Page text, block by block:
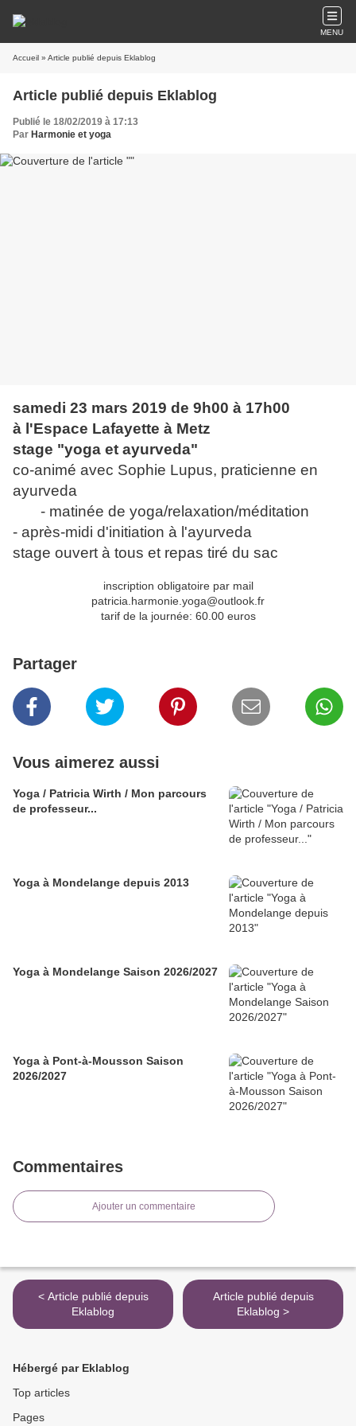
MENU
Accueil » Article publié depuis Eklablog
Article publié depuis Eklablog
Publié le 18/02/2019 à 17:13
Par Harmonie et yoga
samedi 23 mars 2019 de 9h00 à 17h00
à l'Espace Lafayette à Metz
stage "yoga et ayurveda"
co-animé avec Sophie Lupus, praticienne en
ayurveda
- matinée de yoga/relaxation/méditation
- après-midi d'initiation à l'ayurveda
stage ouvert à tous et repas tiré du sac
inscription obligatoire par mail
patricia.harmonie.yoga@outlook.fr
tarif de la journée: 60.00 euros
Partager
Vous aimerez aussi
Yoga / Patricia Wirth / Mon parcours
de professeur...
Yoga à Mondelange depuis 2013
Yoga à Mondelange Saison 2026/2027
Yoga à Pont-à-Mousson Saison
2026/2027
Commentaires
Ajouter un commentaire
< Article publié depuis
Eklablog
Article publié depuis
Eklablog >
Hébergé par Eklablog
Top articles
Pages